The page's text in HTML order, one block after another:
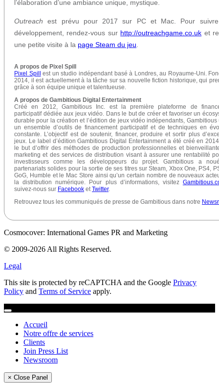
l’élaboration d’une ambiance unique, mystique.
Outreach est prévu pour 2017 sur PC et Mac. Pour
développement, rendez-vous sur http://outreachgame.co.uk et
une petite visite à la page Steam du jeu
A propos de Pixel Spill
Pixel Spill est un studio indépendant basé à Londres, au Royaume-Uni.
2014, il est actuellement à la tâche sur sa nouvelle fiction historique, qui
grâce à son équipe unique et talentueuse.
A propos de Gambitious Digital Entertainment
Créé en 2012, Gambitious Inc. est la première plateforme de
participatif dédiée aux jeux vidéo. Dans le but de créer et favoriser un
durable pour la création et l’édition de jeux vidéo indépendants, Gambitious
un ensemble d’outils de financement participatif et de techniques en
constante. L’objectif est de soutenir, financer, produire et sortir plus
jeux. Le label d’édition Gambitious Digital Entertainment a été créé en
le but d’offrir des méthodes de production professionnelles et
marketing et des services de distribution visant à assurer une rentabilité
investisseurs comme les développeurs du projet. Gambitious a
partenariats solides pour la sortie de ses titres sur Steam, Xbox One, PS4,
GoG, Humble et le Mac Store ainsi qu’un certain nombre de nouveaux
la distribution numérique. Pour plus d’informations, visitez
suivez-nous sur Facebook etTwitter.
Retrouvez tous les communiqués de presse de Gambitious dans notre
Cosmocover: International Games PR and Marketing
© 2009-2026 All Rights Reserved.
Legal
This site is protected by reCAPTCHA and the Google Privacy
Policy and Terms of Service apply.
Accueil
Notre offre de services
Clients
Join Press List
Newsroom
× Close Panel